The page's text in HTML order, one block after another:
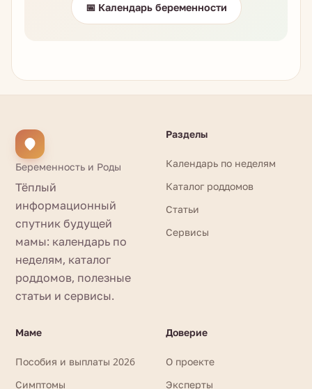
📅 Календарь беременности
Беременность и Роды
Тёплый
информационный
спутник будущей
мамы: календарь по
неделям, каталог
роддомов, полезные
статьи и сервисы.
Разделы
Календарь по неделям
Каталог роддомов
Статьи
Сервисы
Маме
Пособия и выплаты 2026
Симптомы
Доверие
О проекте
Эксперты